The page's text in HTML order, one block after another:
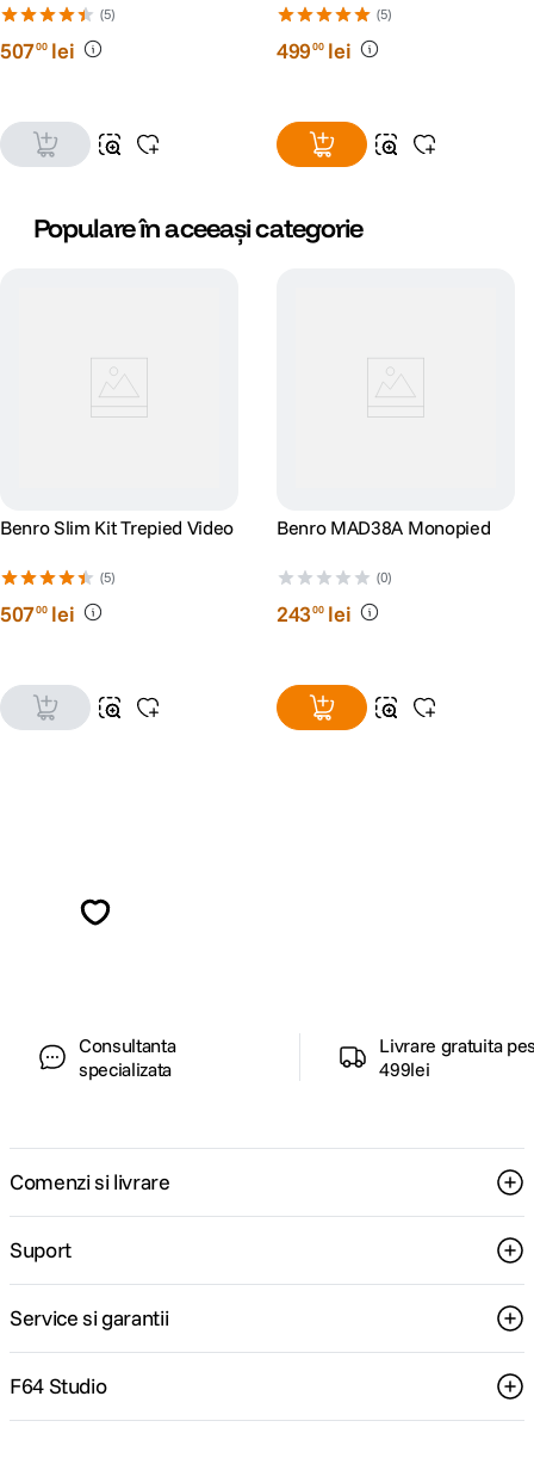
(5)
50700 lei
(5)
49900 lei
Populare în aceeași categorie
Benro Slim Kit Trepied Video
(5)
50700 lei
Benro MAD38A Monopied
(0)
24300 lei
Consultanta
specializata
Livrare gratuita
499lei
Comenzi si livrare
Suport
Service si garantii
F64 Studio